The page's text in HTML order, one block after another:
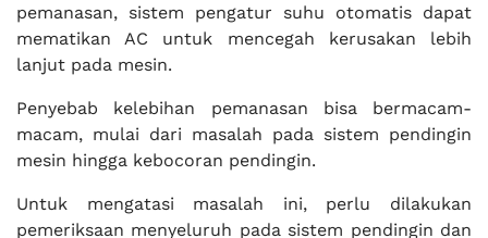
pemanasan, sistem pengatur suhu otomatis dapat
mematikan AC untuk mencegah kerusakan lebih
lanjut pada mesin.
Penyebab kelebihan pemanasan bisa bermacam-
macam, mulai dari masalah pada sistem pendingin
mesin hingga kebocoran pendingin.
Untuk mengatasi masalah ini, perlu dilakukan
pemeriksaan menyeluruh pada sistem pendingin dan